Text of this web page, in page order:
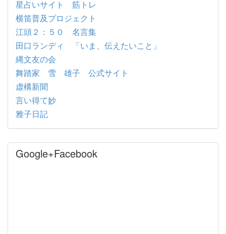
星占いサイト 筋トレ
横笛普及プロジェクト
江頭２：５０ 名言集
田口ランディ 「いま、伝えたいこと」
縄文友の会
舞踏家 雪 雄子 公式サイト
虚構新聞
言い得て妙
雅子日記
Google+Facebook